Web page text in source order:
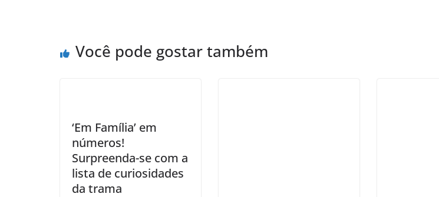
Você pode gostar também
‘Em Família’ em
números!
Surpreenda-se com a
lista de curiosidades
da trama